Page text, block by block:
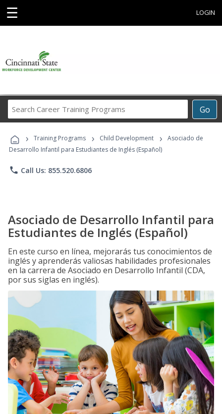
☰ LOGIN
Go
Career
Programs
› Training Programs › Child Development ›
Asociado de
Desarrollo Infantil para Estudiantes de Inglés (Español)
phone Call Us: 855.520.6806
Asociado de Desarrollo Infantil para
Estudiantes de Inglés (Español)
En este curso en línea, mejorarás tus conocimientos de
inglés y aprenderás valiosas habilidades profesionales
en la carrera de Asociado en Desarrollo Infantil (CDA,
por sus siglas en inglés).